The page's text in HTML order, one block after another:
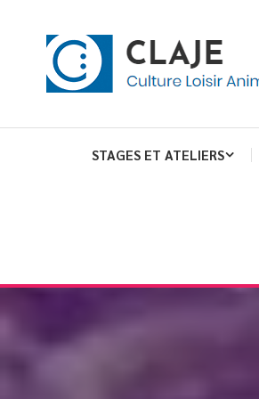
Claje
STAGES ET ATELIERS